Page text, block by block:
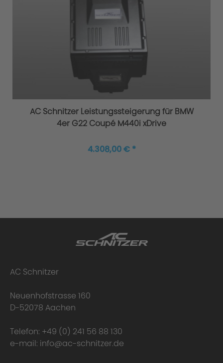
AC Schnitzer Leistungssteigerung für BMW
4er G22 Coupé M440i xDrive
4.308,00 € *
AC Schnitzer
Neuenhofstrasse 160
D-52078 Aachen
Telefon: +49 (0) 241 56 88 130
e-mail: info@ac-schnitzer.de